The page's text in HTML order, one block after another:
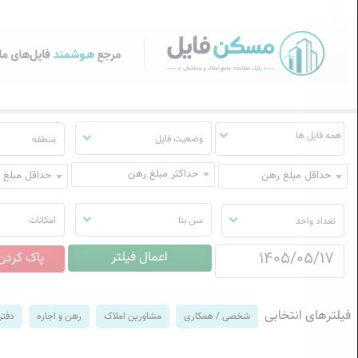
مسکن فایل | خرید، فروش،
منوی
مسکن
وضعیت فایل منطقه
حداقل مبلغ رهن حداکثر مبلغ رهن حداقل مبلغ
تعداد واحد سن بنا امکانات
فیلترهای انتخابی شخصی / همکاری مشاورین املاک رهن و اجاره